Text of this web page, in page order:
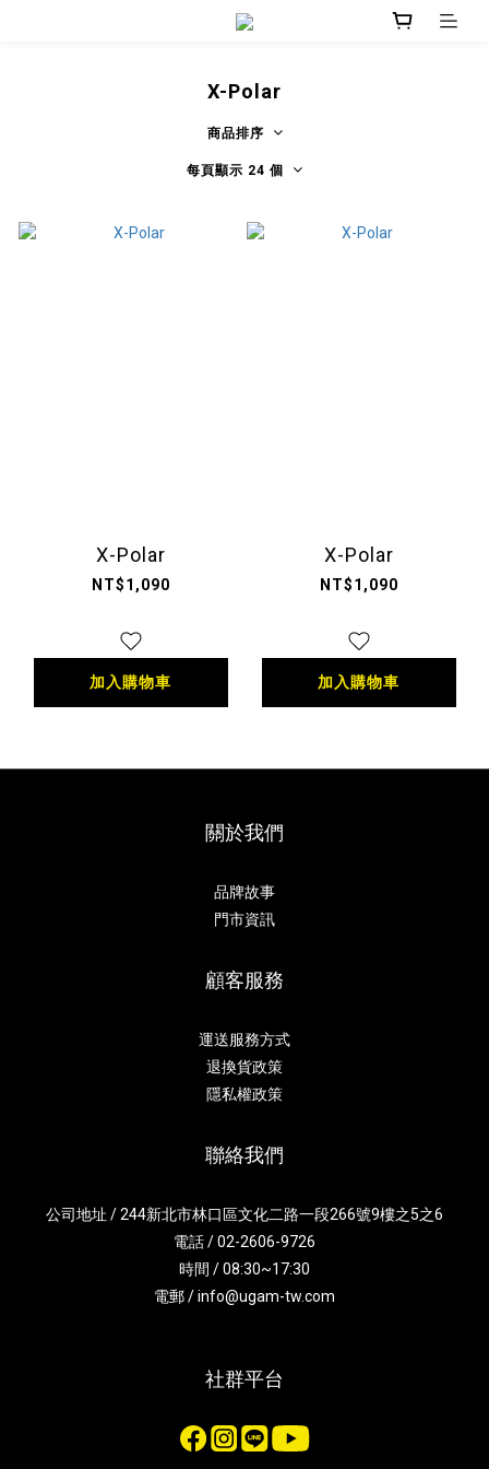
X-Polar
商品排序
每頁顯示 24 個
X-Polar
NT$1,090
加入購物車
X-Polar
NT$1,090
加入購物車
關於我們
品牌故事
門市資訊
顧客服務
運送服務方式
退換貨政策
隱私權政策
聯絡我們
公司地址 / 244新北市林口區文化二路一段266號9樓之5之6
電話 / 02-2606-9726
時間 / 08:30~17:30
電郵 / info@ugam-tw.com
社群平台